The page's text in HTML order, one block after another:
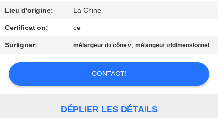
QUALITÉ
CONTACTEZ-
NOUS
Lieu d'origine: La Chine
Certification: ce
Surligner: mélangeur du cône v,mélangeur tridimensionnel
CONTACT!
DÉPLIER LES DÉTAILS